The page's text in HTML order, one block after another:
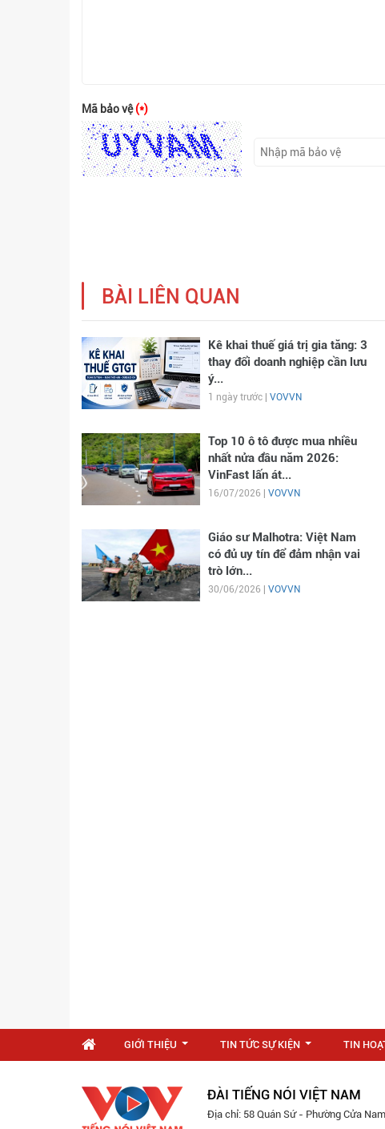
Mã bảo vệ(*)
BÀI LIÊN QUAN
Kê khai thuế giá trị gia tăng: 3
thay đổi doanh nghiệp cần lưu
ý...
1 ngày trước | VOVVN
Top 10 ô tô được mua nhiều
nhất nửa đầu năm 2026:
VinFast lấn át...
16/07/2026 | VOVVN
Giáo sư Malhotra: Việt Nam
có đủ uy tín để đảm nhận vai
trò lớn...
30/06/2026 | VOVVN
GIỚI THIỆU TIN TỨC SỰ KIỆN TIN
ĐÀI TIẾNG NÓI VIỆT NAM
Địa chỉ: 58 Quán Sứ - Phường Cửa